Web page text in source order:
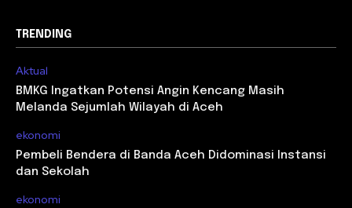
TRENDING
Aktual
BMKG Ingatkan Potensi Angin Kencang Masih
Melanda Sejumlah Wilayah di Aceh
ekonomi
Pembeli Bendera di Banda Aceh Didominasi Instansi
dan Sekolah
ekonomi